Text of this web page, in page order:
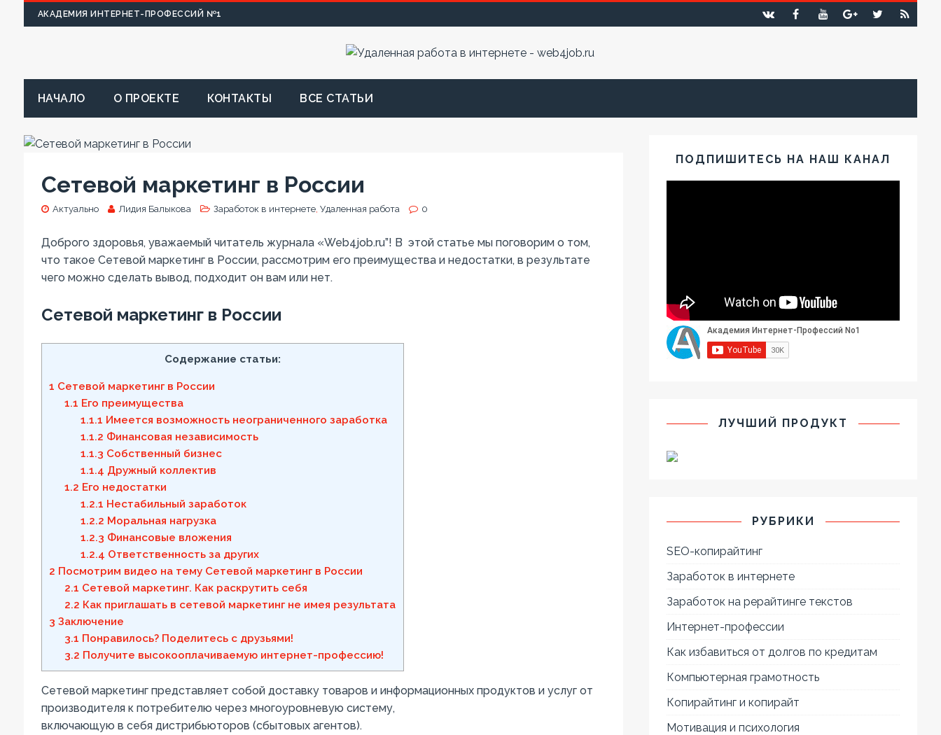
АКАДЕМИЯ ИНТЕРНЕТ-ПРОФЕССИЙ №1
НАЧАЛО О ПРОЕКТЕ КОНТАКТЫ ВСЕ СТАТЬИ
Сетевой маркетинг в России
Актуально Лидия Балыкова Заработок в интернете, Удаленная работа 0
Доброго здоровья, уважаемый читатель журнала «Web4job.ru”! В этой статье мы поговорим о том,
что такое Сетевой маркетинг в России, рассмотрим его преимущества и недостатки, в результате
чего можно сделать вывод, подходит он вам или нет.
Сетевой маркетинг в России
Содержание статьи:
1 Сетевой маркетинг в России
1.1 Его преимущества
1.1.1 Имеется возможность неограниченного заработка
1.1.2 Финансовая независимость
1.1.3 Собственный бизнес
1.1.4 Дружный коллектив
1.2 Его недостатки
1.2.1 Нестабильный заработок
1.2.2 Моральная нагрузка
1.2.3 Финансовые вложения
1.2.4 Ответственность за других
2 Посмотрим видео на тему Сетевой маркетинг в России
2.1 Сетевой маркетинг. Как раскрутить себя
2.2 Как приглашать в сетевой маркетинг не имея результата
3 Заключение
3.1 Понравилось? Поделитесь с друзьями!
3.2 Получите высокооплачиваемую интернет-профессию!
Сетевой маркетинг представляет собой доставку товаров и информационных продуктов и услуг от
производителя к потребителю через многоуровневую систему,
включающую в себя дистрибьюторов (сбытовых агентов).
ПОДПИШИТЕСЬ НА НАШ КАНАЛ
ЛУЧШИЙ ПРОДУКТ
РУБРИКИ
SEO-копирайтинг
Заработок в интернете
Заработок на рерайтинге текстов
Интернет-профессии
Как избавиться от долгов по кредитам
Компьютерная грамотность
Копирайтинг и копирайт
Мотивация и психология